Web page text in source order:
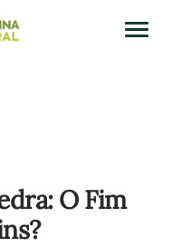
O Fim